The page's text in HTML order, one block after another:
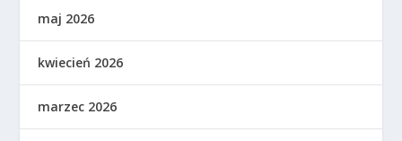
maj 2026
kwiecień 2026
marzec 2026